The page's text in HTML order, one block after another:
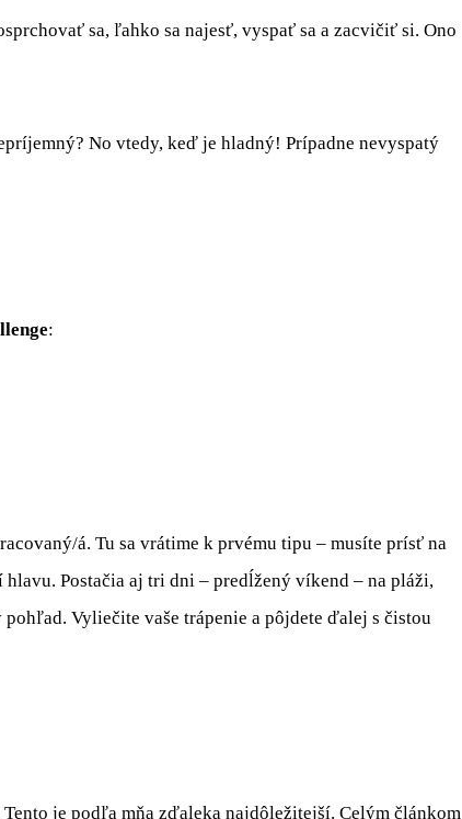
sa, ľahko sa najesť, vyspať sa a zacvičiť si. Ono
No vtedy, keď je hladný! Prípadne nevyspatý
:
á. Tu sa vrátime k prvému tipu – musíte prísť na
Postačia aj tri dni – predĺžený víkend – na pláži,
Vyliečite vaše trápenie a pôjdete ďalej s čistou
je podľa mňa zďaleka najdôležitejší. Celým článkom